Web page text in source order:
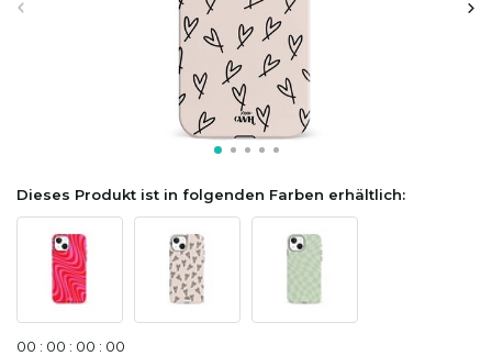
Dieses Produkt ist in folgenden Farben erhältlich:
00 : 00 : 00 : 00